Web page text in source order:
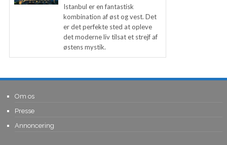
Istanbul er en fantastisk
kombination af øst og vest. Det
er det perfekte sted at opleve
det moderne liv tilsat et strejf af
østens mystik.
Om os
Presse
Annoncering